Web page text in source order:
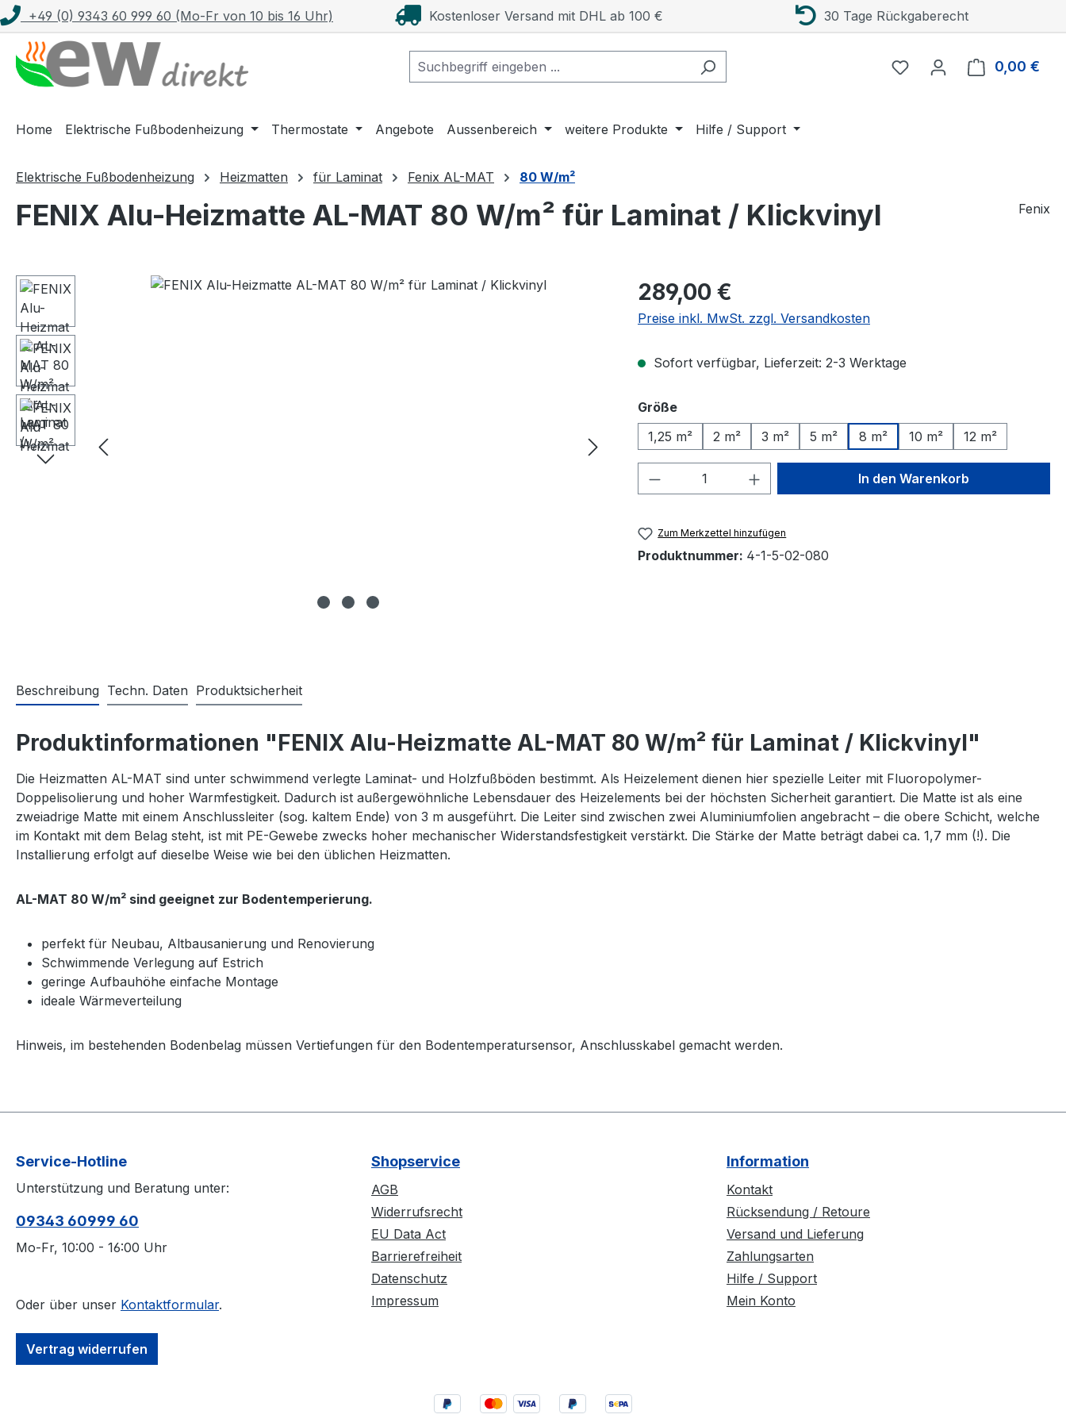
Hauptinhalt springen
Zur Suche springen
Zur Hauptnavigation springen
+49 (0) 9343 60 999 60 (Mo-Fr von 10 bis 16 Uhr) Kostenloser Versand mit DHL ab 100 € 30 Tage Rückgaberecht
0,00 €
Home Elektrische Fußbodenheizung Thermostate Angebote Aussenbereich weitere Produkte Hilfe / Support
Elektrische Fußbodenheizung Heizmatten für Laminat Fenix AL-MAT 80 W/m²
FENIX Alu-Heizmatte AL-MAT 80 W/m² für Laminat / Klickvinyl Fenix
Bildergalerie überspringen Regulärer Preis:
289,00 €
Preise inkl. MwSt. zzgl. Versandkosten
Sofort verfügbar, Lieferzeit: 2-3 Werktage
Größeauswählen
1,25 m²
2 m² 3 m² 5 m² 8 m² 10 m² 12 m²
Produkt Anzahl: Gib den gewünschten Wert
In den Warenkorb
Zum Merkzettel hinzufügen
Produktnummer: 4-1-5-02-080
Beschreibung Techn. Daten Produktsicherheit
Produktinformationen "FENIX Alu-Heizmatte AL-MAT 80 W/m² für Laminat / Klickvinyl"
Die Heizmatten AL-MAT sind unter schwimmend verlegte Laminat- und Holzfußböden bestimmt. Als Heizelement dienen hier spezielle Leiter mit Fluoropolymer-
Doppelisolierung und hoher Warmfestigkeit. Dadurch ist außergewöhnliche Lebensdauer des Heizelements bei der höchsten Sicherheit garantiert. Die Matte ist als eine
zweiadrige Matte mit einem Anschlussleiter (sog. kaltem Ende) von 3 m ausgeführt. Die Leiter sind zwischen zwei Aluminiumfolien angebracht – die obere Schicht, welche
im Kontakt mit dem Belag steht, ist mit PE-Gewebe zwecks hoher mechanischer Widerstandsfestigkeit verstärkt. Die Stärke der Matte beträgt dabei ca. 1,7 mm (!). Die
Installierung erfolgt auf dieselbe Weise wie bei den üblichen Heizmatten.
AL-MAT 80 W/m² sind geeignet zur Bodentemperierung.
perfekt für Neubau, Altbausanierung und Renovierung
Schwimmende Verlegung auf Estrich
geringe Aufbauhöhe einfache Montage
ideale Wärmeverteilung
Hinweis, im bestehenden Bodenbelag müssen Vertiefungen für den Bodentemperatursensor, Anschlusskabel gemacht werden.
Service-Hotline
Unterstützung und Beratung unter:
09343 60999 60
Mo-Fr, 10:00 - 16:00 Uhr
Oder über unser Kontaktformular.
Vertrag widerrufen
Shopservice
AGB
Widerrufsrecht
EU Data Act
Barrierefreiheit
Datenschutz
Impressum
Information
Kontakt
Rücksendung / Retoure
Versand und Lieferung
Zahlungsarten
Hilfe / Support
Mein Konto